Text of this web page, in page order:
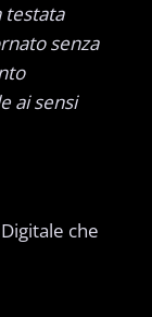
testata
senza
ai sensi
che